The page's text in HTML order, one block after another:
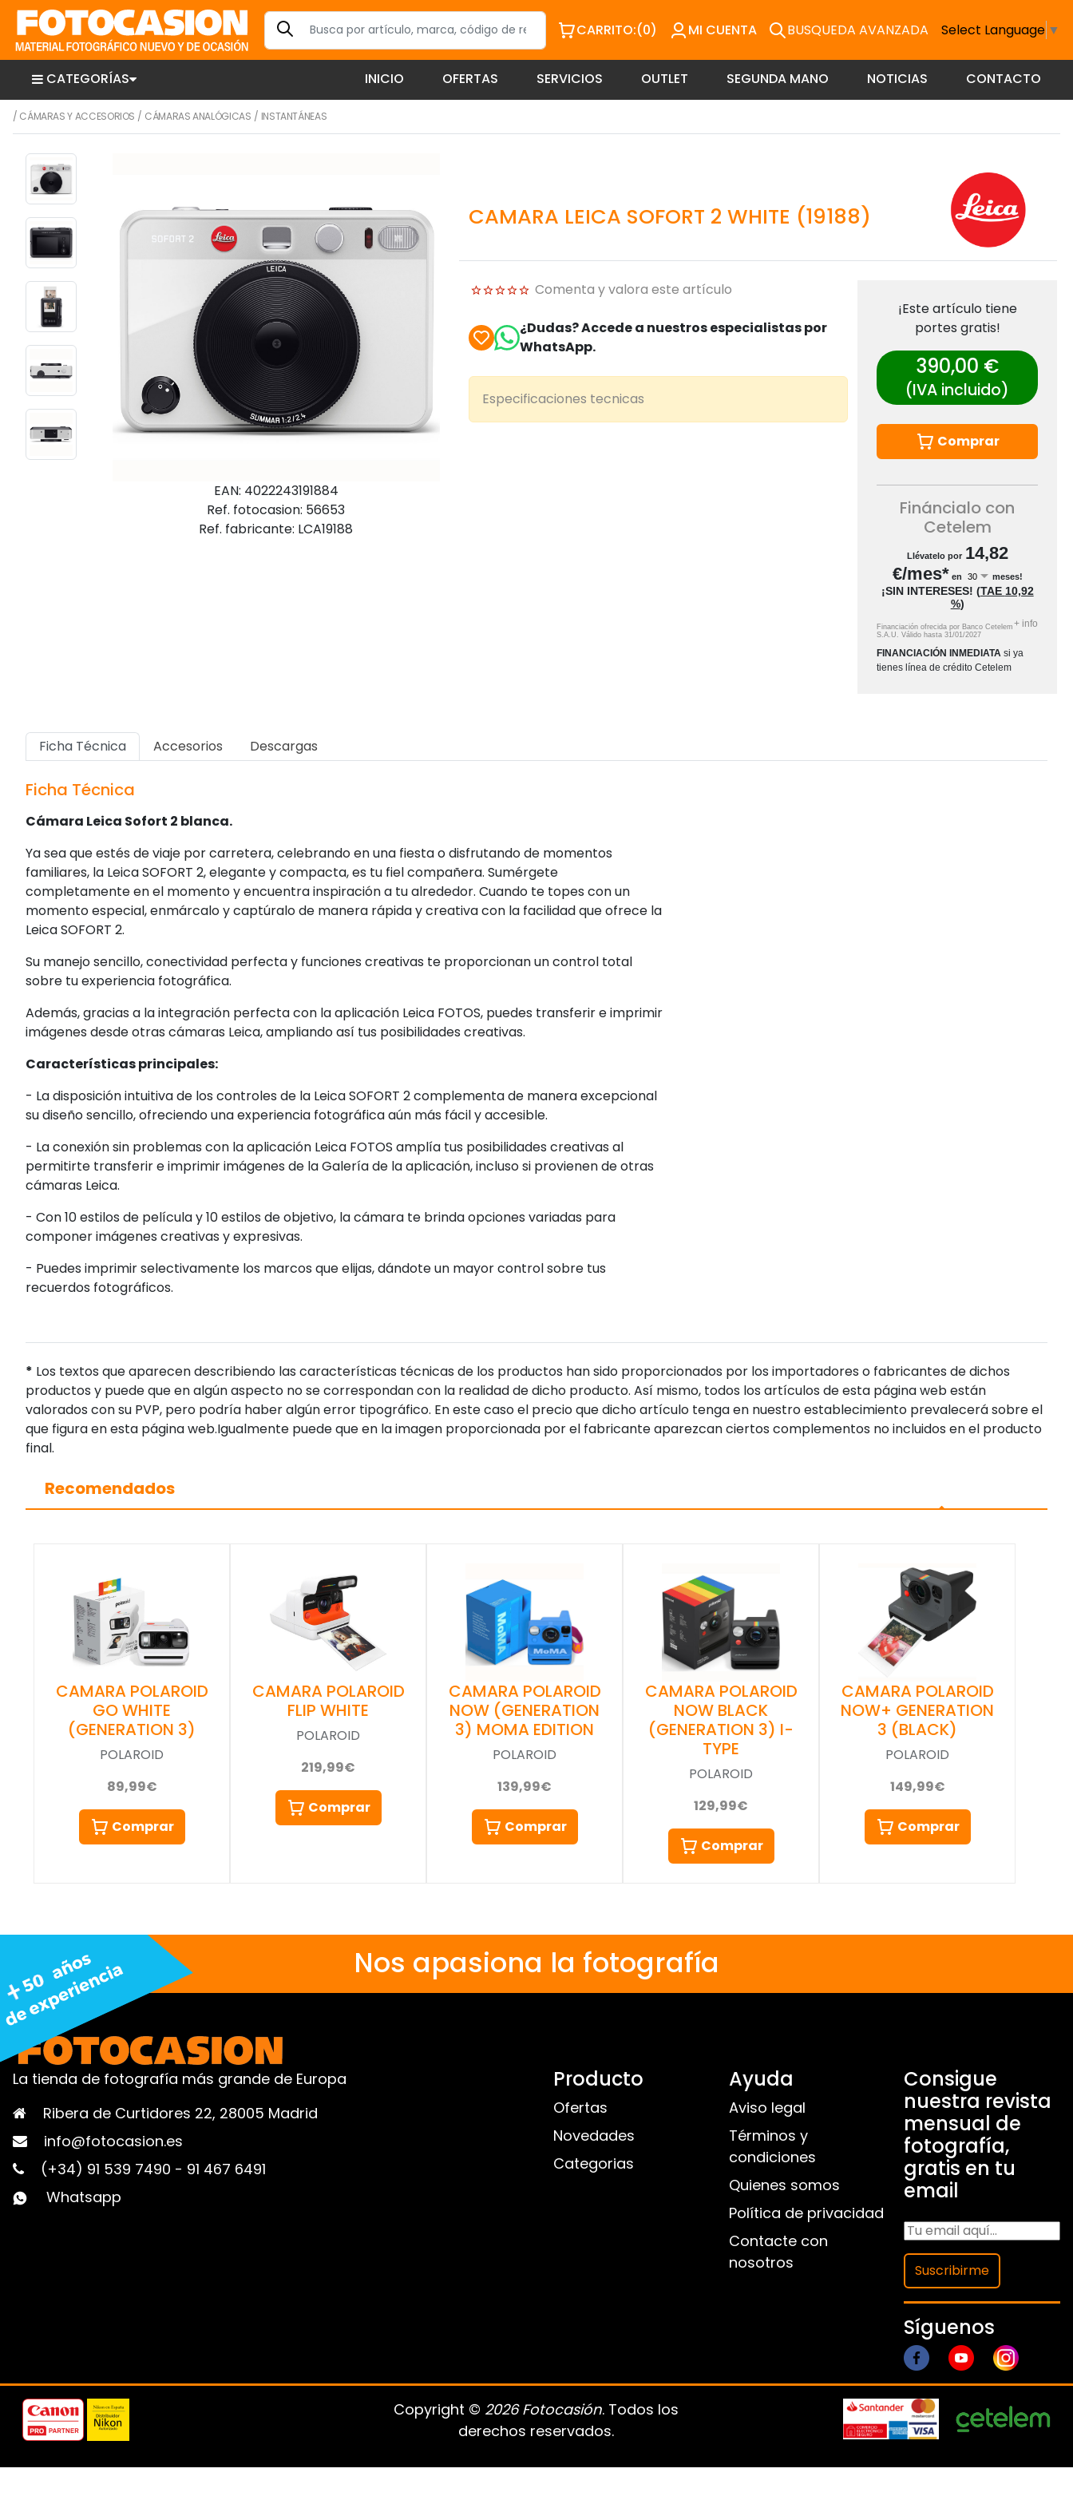
CARRITO:(0) MI CUENTA BUSQUEDA AVANZADA Select Language ▼
CATEGORÍAS INICIO OFERTAS SERVICIOS OUTLET SEGUNDA MANO NOTICIAS CONTACTO
/ CÁMARAS Y ACCESORIOS / CÁMARAS ANALÓGICAS / INSTANTÁNEAS
EAN: 4022243191884
Ref. fotocasion: 56653
Ref. fabricante: LCA19188
CAMARA LEICA SOFORT 2 WHITE (19188)
Comenta y valora este artículo
¿Dudas? Accede a nuestros especialistas por
WhatsApp.
Especificaciones tecnicas
¡Este artículo tiene
portes gratis!
390,00 €
(IVA incluido)
Comprar
Fináncialo con
Cetelem
Llévatelo por 14,82
€/mes* en meses!
¡SIN INTERESES! (TAE 10,92
%)
Financiación ofrecida por Banco Cetelem
S.A.U.Válido hasta31/01/2027
+ info
FINANCIACIÓN INMEDIATA si ya
tienes línea de crédito Cetelem
Ficha Técnica Accesorios Descargas
Ficha Técnica
Cámara Leica Sofort 2 blanca.
Ya sea que estés de viaje por carretera, celebrando en una fiesta o disfrutando de momentos
familiares, la Leica SOFORT 2, elegante y compacta, es tu fiel compañera. Sumérgete
completamente en el momento y encuentra inspiración a tu alrededor. Cuando te topes con un
momento especial, enmárcalo y captúralo de manera rápida y creativa con la facilidad que ofrece la
Leica SOFORT 2.
Su manejo sencillo, conectividad perfecta y funciones creativas te proporcionan un control total
sobre tu experiencia fotográfica.
Además, gracias a la integración perfecta con la aplicación Leica FOTOS, puedes transferir e imprimir
imágenes desde otras cámaras Leica, ampliando así tus posibilidades creativas.
Características principales:
- La disposición intuitiva de los controles de la Leica SOFORT 2 complementa de manera excepcional
su diseño sencillo, ofreciendo una experiencia fotográfica aún más fácil y accesible.
- La conexión sin problemas con la aplicación Leica FOTOS amplía tus posibilidades creativas al
permitirte transferir e imprimir imágenes de la Galería de la aplicación, incluso si provienen de otras
cámaras Leica.
- Con 10 estilos de película y 10 estilos de objetivo, la cámara te brinda opciones variadas para
componer imágenes creativas y expresivas.
- Puedes imprimir selectivamente los marcos que elijas, dándote un mayor control sobre tus
recuerdos fotográficos.
* Los textos que aparecen describiendo las características técnicas de los productos han sido proporcionados por los importadores o fabricantes de dichos
productos y puede que en algún aspecto no se correspondan con la realidad de dicho producto. Así mismo, todos los artículos de esta página web están
valorados con su PVP, pero podría haber algún error tipográfico. En este caso el precio que dicho artículo tenga en nuestro establecimiento prevalecerá sobre el
que figura en esta página web.Igualmente puede que en la imagen proporcionada por el fabricante aparezcan ciertos complementos no incluidos en el producto
final.
Recomendados
CAMARA POLAROID
GO WHITE
(GENERATION 3)
POLAROID
89,99€
Comprar
CAMARA POLAROID
FLIP WHITE
POLAROID
219,99€
Comprar
CAMARA POLAROID
NOW (GENERATION
3) MOMA EDITION
POLAROID
139,99€
Comprar
CAMARA POLAROID
NOW BLACK
(GENERATION 3) I-
TYPE
POLAROID
129,99€
Comprar
CAMARA POLAROID
NOW+ GENERATION
3 (BLACK)
POLAROID
149,99€
Comprar
Nos apasiona la fotografía
La tienda de fotografía más grande de Europa
Ribera de Curtidores 22, 28005 Madrid
info@fotocasion.es
(+34) 91 539 7490 - 91 467 6491
Whatsapp
Producto
Ofertas
Novedades
Categorias
Ayuda
Aviso legal
Términos y
condiciones
Quienes somos
Política de privacidad
Contacte con
nosotros
Consigue
nuestra revista
mensual de
fotografía,
gratis en tu
email
Suscribirme
Síguenos
Copyright © 2026 Fotocasión. Todos los
derechos reservados.